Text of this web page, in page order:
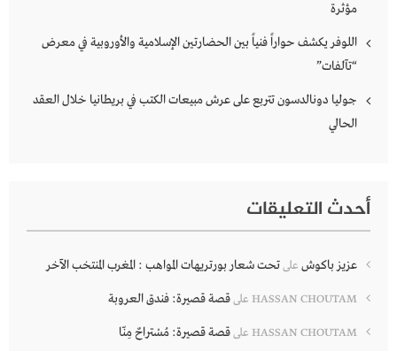
مؤثرة
اللوفر يكشف حواراً فنياً بين الحضارتين الإسلامية والأوروبية في معرض
“تآلفات”
جوليا دونالدسون تتربع على عرش مبيعات الكتب في بريطانيا خلال العقد
الحالي
أحدث التعليقات
عزيز باكوش علىتحت شعار بورتريهات المواهب : المغرب المنتخب الآخر
HASSAN CHOUTAM علىقصة قصيرة: فندق العروبة
HASSAN CHOUTAM علىقصة قصيرة: مُسْتراحٌ مِنّا